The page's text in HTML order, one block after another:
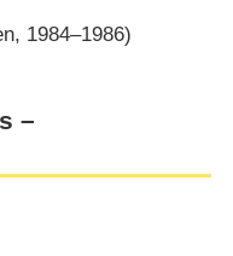
1984–1986)
–